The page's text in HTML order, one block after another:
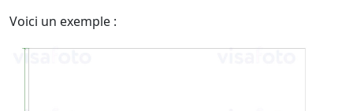
Voici un exemple :